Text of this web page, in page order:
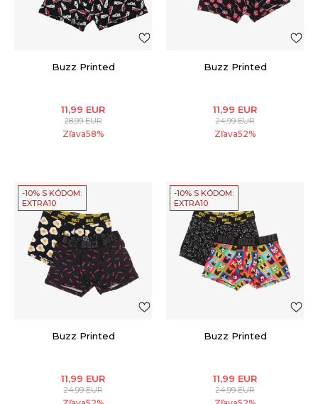
Buzz Printed
11,99 EUR
28,99EUR
Zľava58%
Buzz Printed
11,99 EUR
24,99EUR
Zľava52%
-10% S KÓDOM:
EXTRA10
Buzz Printed
11,99 EUR
24,99EUR
-10% S KÓDOM:
EXTRA10
Buzz Printed
11,99 EUR
24,99EUR